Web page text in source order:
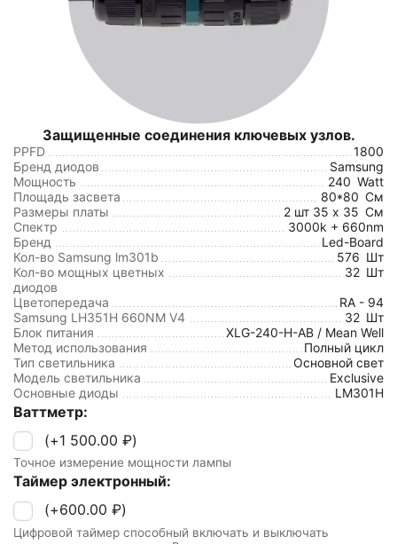
Защищенные соединения ключевых узлов.
PPFD
1800
Бренд диодов
Samsung
Мощность
240 Watt
Площадь засвета
80*80 См
Размеры платы
2 шт 35 x 35 См
Спектр
3000k + 660nm
Бренд
Led-Board
Кол-во Samsung lm301b
576 Шт
Кол-во мощных цветных
диодов
32 Шт
Цветопередача
RA - 94
Samsung LH351H 660NM V4
32 Шт
Блок питания
XLG-240-H-AB / Mean Well
Метод использования
Полный цикл
Тип светильника
Основной свет
Модель светильника
Exclusive
Основные диоды
LM301H
Ваттметр:
(+1 500.00 ₽)
Точное измерение мощности лампы
Таймер электронный:
(+600.00 ₽)
Цифровой таймер способный включать и выключать